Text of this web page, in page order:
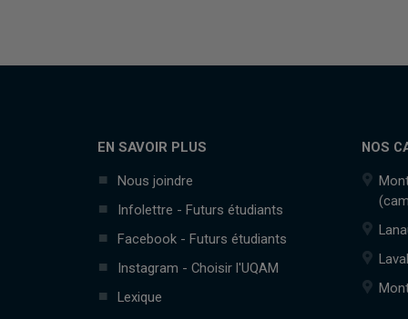
EN SAVOIR PLUS
Nous joindre
Infolettre - Futurs étudiants
Facebook - Futurs étudiants
Instagram - Choisir l'UQAM
Lexique
NOS
Laval